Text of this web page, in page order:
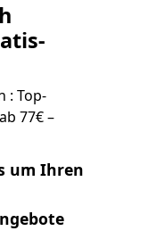
: Top-
77€ –
um Ihren